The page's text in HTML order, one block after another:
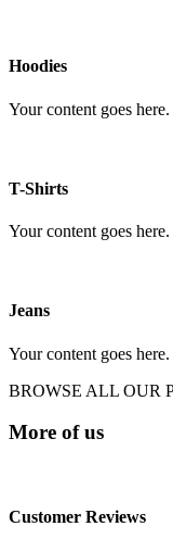
Hoodies
Your content goes
T-Shirts
Your content goes
Jeans
Your content goes
BROWSE ALL OUR
More of us
Customer Reviews